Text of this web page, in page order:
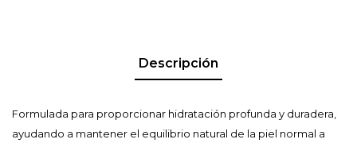
Descripción
Formulada para proporcionar hidratación profunda y duradera,
ayudando a mantener el equilibrio natural de la piel normal a